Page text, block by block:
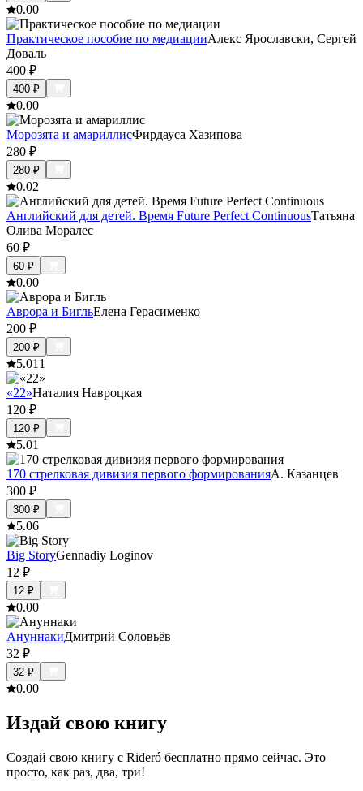
0.00
Практическое пособие по медиацииАлекс Ярославски, Сергей
Доваль
400 ₽
400 ₽
0.00
Морозята и амариллисФирдауса Хазипова
280 ₽
280 ₽
0.02
Английский для детей. Время Future Perfect ContinuousТатьяна
Олива Моралес
60 ₽
60 ₽
0.00
Аврора и БигльЕлена Герасименко
200 ₽
200 ₽
5.011
«22»Наталия Навроцкая
120 ₽
120 ₽
5.01
170 стрелковая дивизия первого формированияА. Казанцев
300 ₽
300 ₽
5.06
Big StoryGennadiy Loginov
12 ₽
12 ₽
0.00
АнуннакиДмитрий Соловьёв
32 ₽
32 ₽
0.00
Издай свою книгу
Создай свою книгу с Rideró бесплатно прямо сейчас. Это
просто, как раз, два, три!